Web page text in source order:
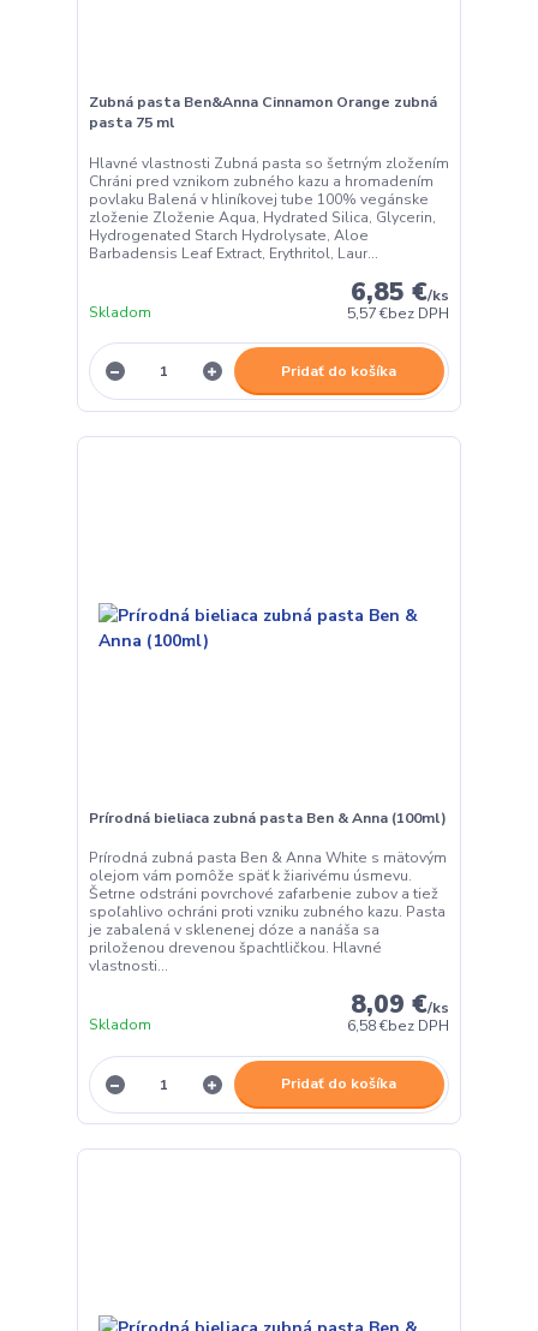
Zubná pasta Ben&Anna Cinnamon Orange zubná
pasta 75 ml
Hlavné vlastnosti Zubná pasta so šetrným zložením
Chráni pred vznikom zubného kazu a hromadením
povlaku Balená v hliníkovej tube 100% vegánske
zloženie Zloženie Aqua, Hydrated Silica, Glycerin,
Hydrogenated Starch Hydrolysate, Aloe
Barbadensis Leaf Extract, Erythritol, Laur...
6,85 €/ks
5,57 €bez DPH
Skladom
Pridať do košíka
Prírodná bieliaca zubná pasta Ben & Anna (100ml)
Prírodná zubná pasta Ben & Anna White s mätovým
olejom vám pomôže späť k žiarivému úsmevu.
Šetrne odstráni povrchové zafarbenie zubov a tiež
spoľahlivo ochráni proti vzniku zubného kazu. Pasta
je zabalená v sklenenej dóze a nanáša sa
priloženou drevenou špachtličkou. Hlavné
vlastnosti...
8,09 €/ks
6,58 €bez DPH
Skladom
Pridať do košíka